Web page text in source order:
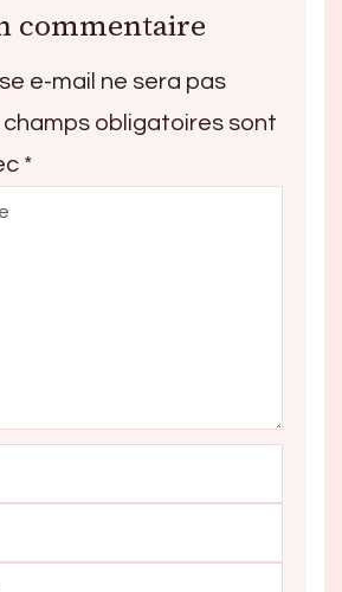
commentaire
e-mail ne sera pas
champs obligatoires sont
*